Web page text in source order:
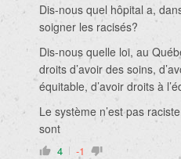
Dis-nous quel hôpital a,
soigner les racisés?
Dis-nous quelle loi, au
droits d’avoir des soins,
équitable, d’avoir droits à
Le système n’est pas
sont
4 -1